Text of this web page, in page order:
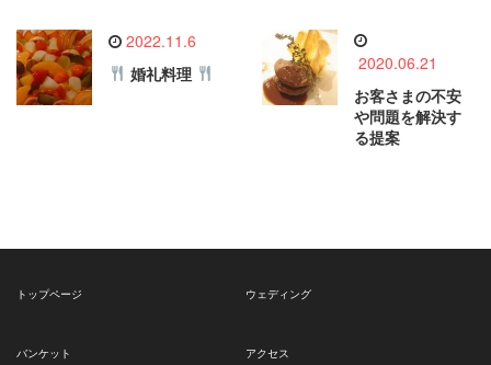
2022.11.6
婚礼料理
2020.06.21
お客さまの不安
や問題を解決す
る提案
トップページ ウェディング
バンケット アクセス